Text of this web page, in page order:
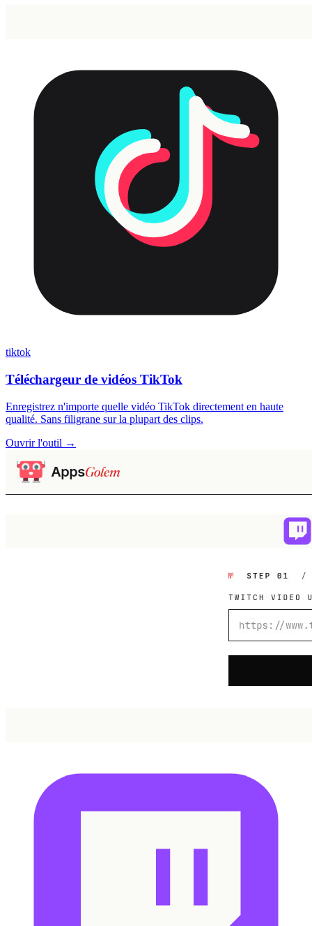
tiktok
Téléchargeur de vidéos TikTok
Enregistrez n'importe quelle vidéo TikTok directement en haute
qualité. Sans filigrane sur la plupart des clips.
Ouvrir l'outil →